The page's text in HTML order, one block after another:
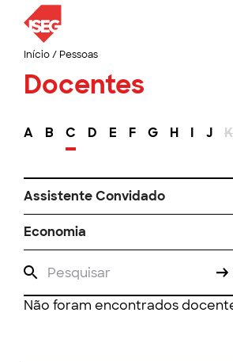
Início/ Pessoas
Docentes
A B C D E F G H I J K
Assistente Convidado
Economia
Não foram encontrados